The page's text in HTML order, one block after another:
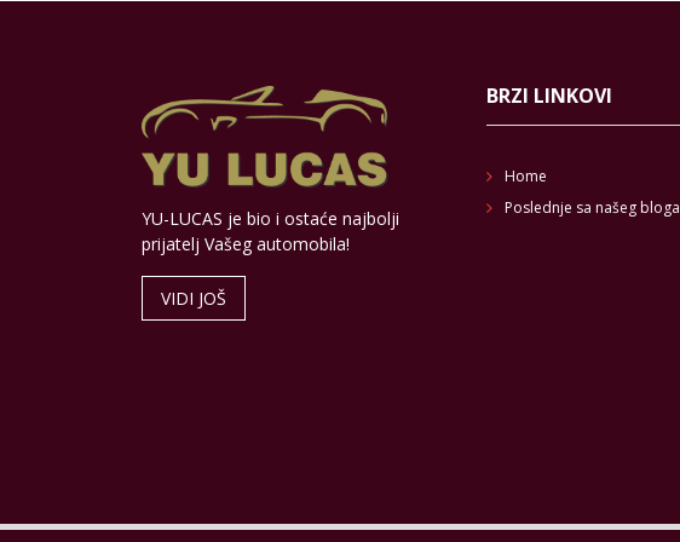
YU-LUCAS je bio i ostaće najbolji
prijatelj Vašeg automobila!
VIDI JOŠ
BRZI LINKOVI
Home
Poslednje sa našeg bloga